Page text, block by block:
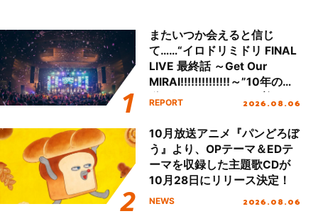
またいつか会えると信じ
て……“イロドリミドリ FINAL
LIVE 最終話 ～Get Our
MIRAI!!!!!!!!!!!!!!～”10年の活
動を経てファイナルを迎える
REPORT 2026.08.06
10月放送アニメ『パンどろぼ
う』より、OPテーマ＆EDテ
ーマを収録した主題歌CDが
10月28日にリリース決定！
NEWS 2026.08.06